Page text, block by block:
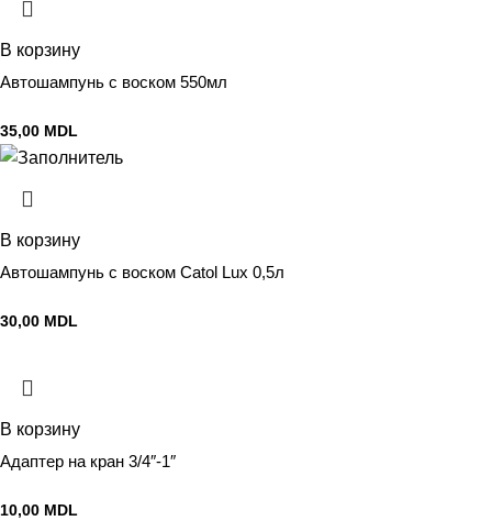
В корзину
Автошампунь с воском 550мл
35,00 MDL
В корзину
Автошампунь с воском Catol Lux 0,5л
30,00 MDL
В корзину
Адаптер на кран 3/4″-1″
10,00 MDL